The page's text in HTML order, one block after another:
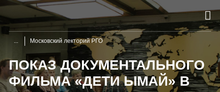
Московский лекторий РГО
ПОКАЗ ДОКУМЕНТАЛЬНОГО
ФИЛЬМА «ДЕТИ ЫМАЙ» В